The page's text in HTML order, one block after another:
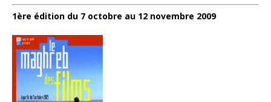
1ère édition du 7 octobre au 12 novembre 2009